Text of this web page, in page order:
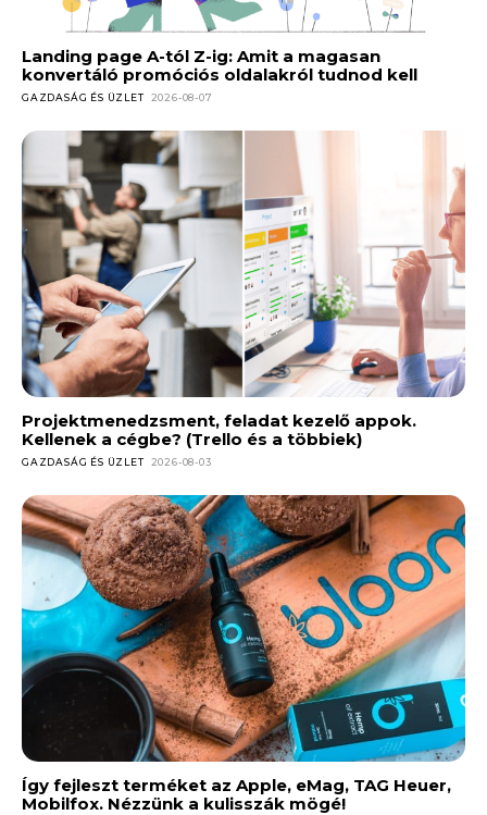
Landing page A-tól Z-ig: Amit a magasan
konvertáló promóciós oldalakról tudnod kell
GAZDASÁG ÉS ÜZLET 2026-08-07
Projektmenedzsment, feladat kezelő appok.
Kellenek a cégbe? (Trello és a többiek)
GAZDASÁG ÉS ÜZLET 2026-08-03
Így fejleszt terméket az Apple, eMag, TAG Heuer,
Mobilfox. Nézzünk a kulisszák mögé!